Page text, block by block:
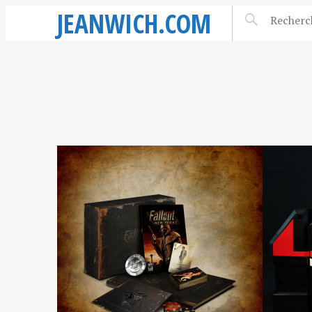
JEANWICH.COM
21 JUIN 2010
[ROBOT] BIO
COMMODORE (BANDAI
– 1984)